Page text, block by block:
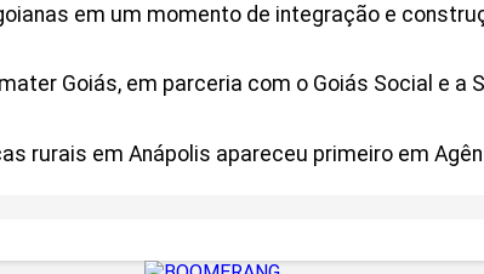
em um momento de integração e
Goiás, em parceria com o Goiás Social e
rurais em Anápolis apareceu primeiro em